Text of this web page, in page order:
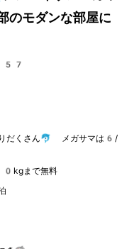
のモダンな部屋に
りだくさん🐬 メガサマは6/
まで無料